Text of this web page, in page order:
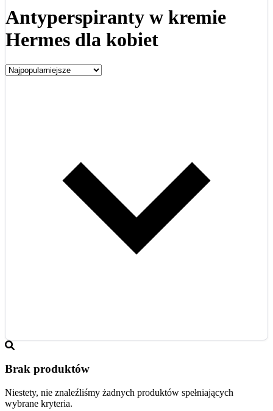
Antyperspiranty w kremie
Hermes dla kobiet
Brak produktów
Niestety, nie znaleźliśmy żadnych produktów spełniających
wybrane kryteria.